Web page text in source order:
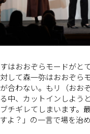
はおおぞらモードがと
して森一弥はおおぞら
合わない。もリ（おお
中、カットインしよう
チギレてしまいます。
よ？」の一言で場を治め